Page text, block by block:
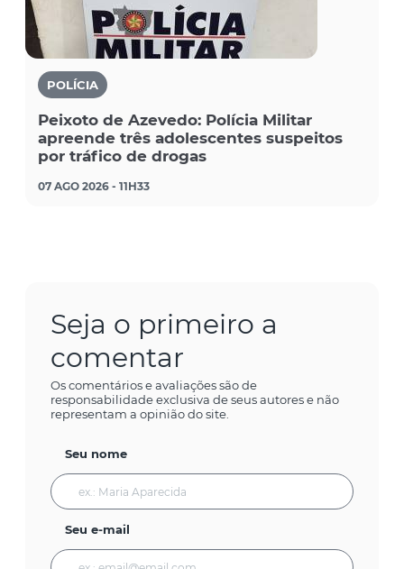
POLÍCIA
Peixoto de Azevedo: Polícia Militar
apreende três adolescentes suspeitos
por tráfico de drogas
07 AGO 2026 - 11H33
Seja o primeiro a
comentar
Os comentários e avaliações são de
responsabilidade exclusiva de seus autores e não
representam a opinião do site.
Seu nome
Seu e-mail